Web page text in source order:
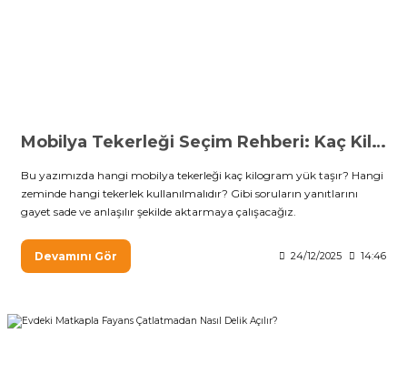
Mobilya Tekerleği Seçim Rehberi: Kaç Kilogram Taşır? Hangi Zeminde Hangisi Kullanılır?
Bu yazımızda hangi mobilya tekerleği kaç kilogram yük taşır? Hangi
zeminde hangi tekerlek kullanılmalıdır? Gibi soruların yanıtlarını
gayet sade ve anlaşılır şekilde aktarmaya çalışacağız.
Devamını Gör 24/12/2025 14:46